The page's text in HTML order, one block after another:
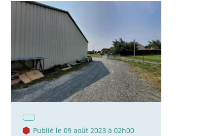
Publié le 09 août 2023 à 02h00